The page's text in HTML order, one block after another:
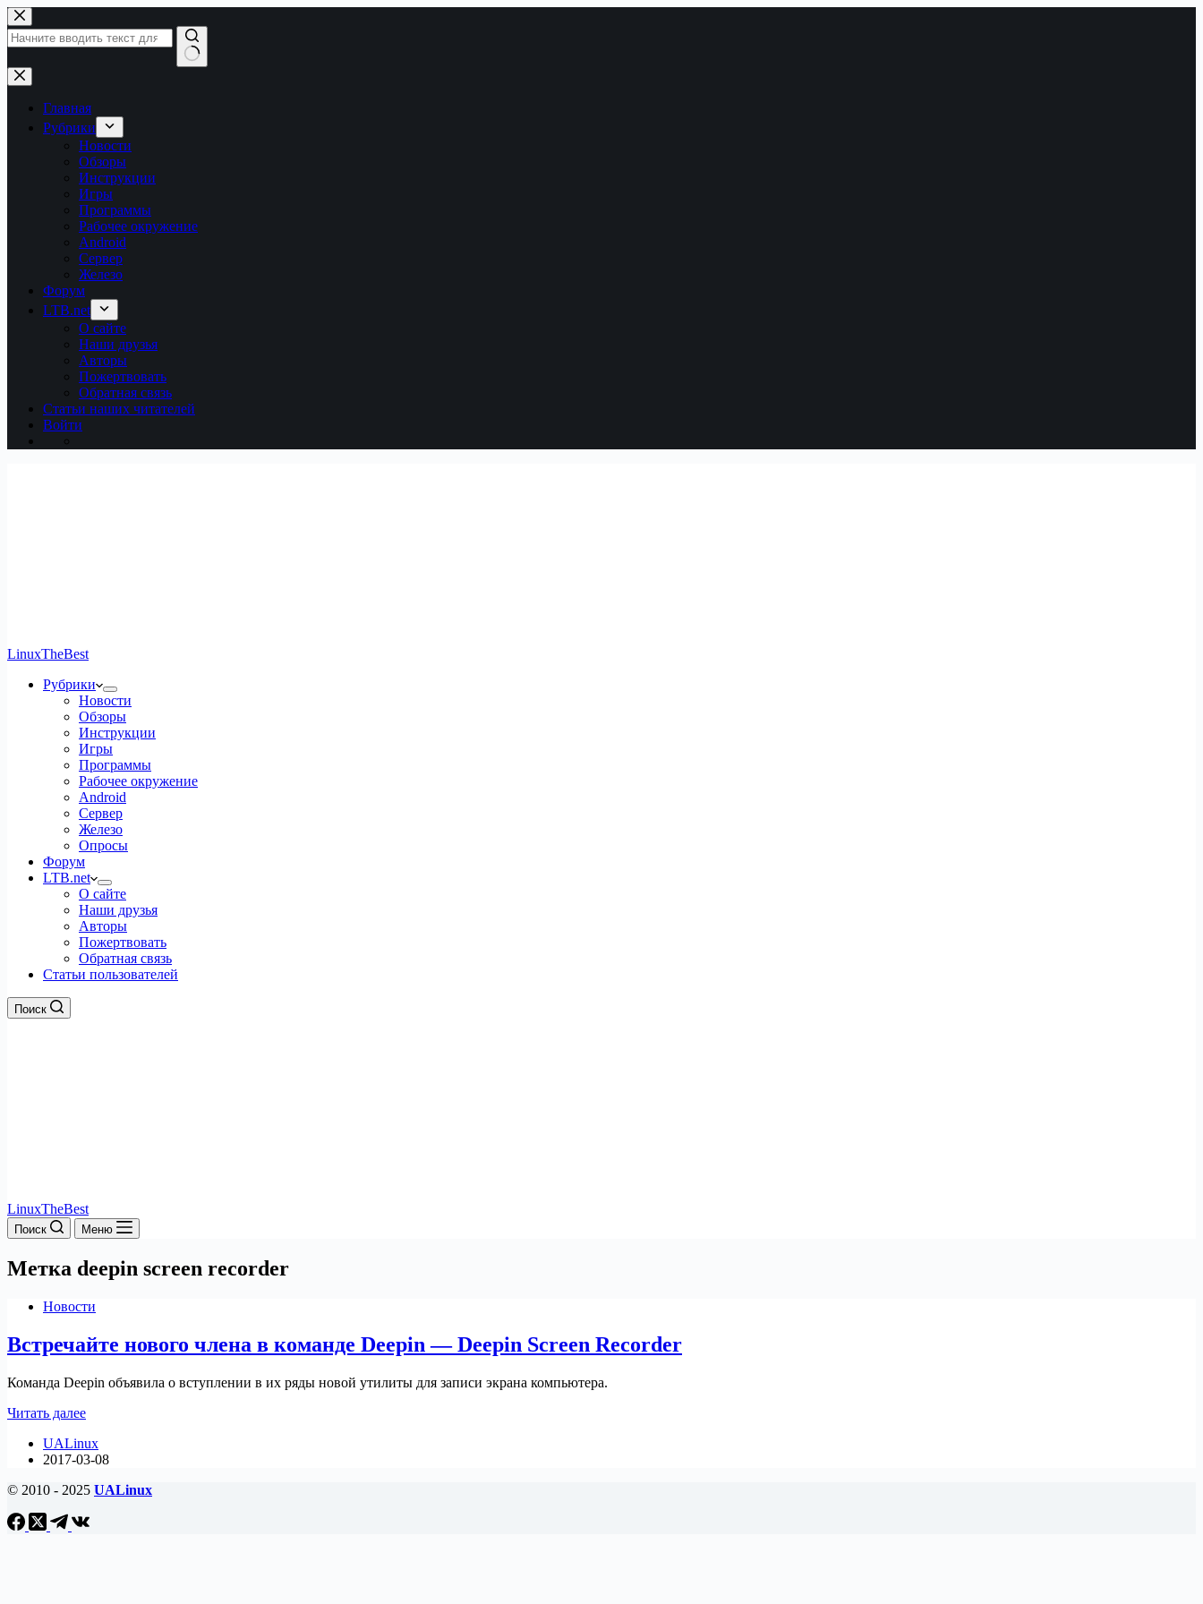
Перейти
к
сути
Ничего
не
найденоГлавная
Рубрики
Новости
Обзоры
Инструкции
Игры
Программы
Рабочее окружение
Android
Сервер
Железо
Форум
LTB.net
О сайте
Наши друзья
Авторы
Пожертвовать
Обратная связь
Статьи наших читателей
Войти
LinuxTheBest
Рубрики
Новости
Обзоры
Инструкции
Игры
Программы
Рабочее окружение
Android
Сервер
Железо
Опросы
Форум
LTB.net
О сайте
Наши друзья
Авторы
Пожертвовать
Обратная связь
Статьи пользователей
Поиск
LinuxTheBest
Поиск Меню
Метка deepin screen recorder
Новости
Встречайте нового члена в команде Deepin — Deepin Screen Recorder
Команда Deepin объявила о вступлении в их ряды новой утилиты для записи экрана компьютера.
Читать далееВстречайте
члена
в
Deepin
Deepin
UALinux
2017-03-08
© 2010 - 2025 UALinux